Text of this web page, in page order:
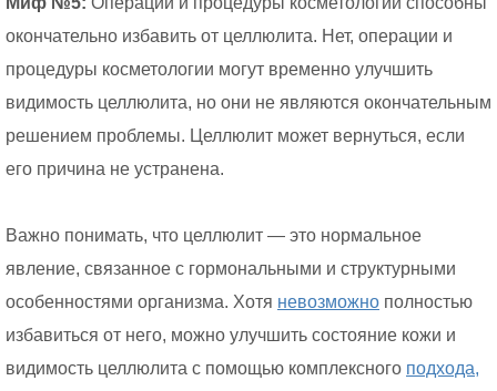
окончательно избавить от целлюлита. Нет, операции и
процедуры косметологии могут временно улучшить
видимость целлюлита, но они не являются окончательным
решением проблемы. Целлюлит может вернуться, если
его причина не устранена.
Важно понимать, что целлюлит — это нормальное
явление, связанное с гормональными и структурными
особенностями организма. Хотя невозможно полностью
избавиться от него, можно улучшить состояние кожи и
видимость целлюлита с помощью комплексного подхода,